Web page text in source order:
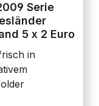
Serie
5 x 2 Euro
in